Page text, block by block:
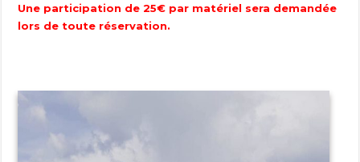
Une participation de 25€ par matériel sera demandée
lors de toute réservation.